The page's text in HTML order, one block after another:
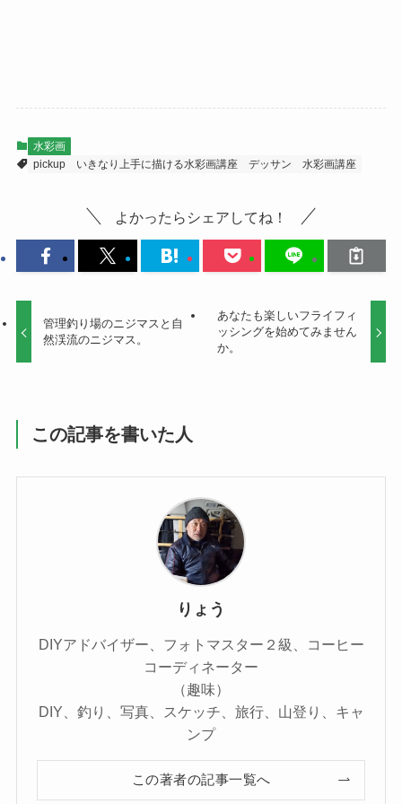
水彩画
pickup
いきなり上手に描ける水彩画講座 デッサン 水彩画講座
よかったらシェアしてね！
管理釣り場のニジマスと自
然渓流のニジマス。
あなたも楽しいフライフィ
ッシングを始めてみません
か。
この記事を書いた人
りょう
DIYアドバイザー、フォトマスター２級、コーヒー
コーディネーター
（趣味）
DIY、釣り、写真、スケッチ、旅行、山登り、キャ
ンプ
この著者の記事一覧へ